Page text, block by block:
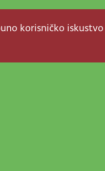
korisničko